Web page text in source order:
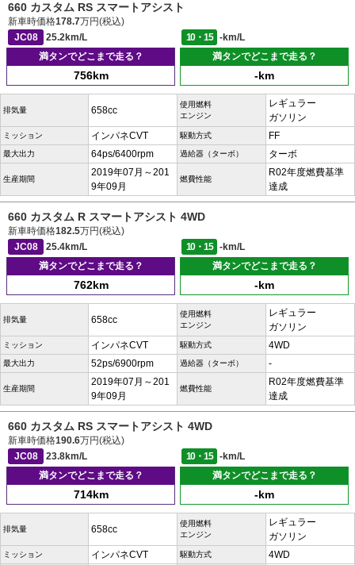
660 カスタム RS スマートアシスト
新車時価格178.7万円(税込)
JC08
25.2km/L 10・15
-km/L
満タンでどこまで走る？
756km
満タンでどこまで走る？
-km
排気量 658cc
使用燃料
エンジン
レギュラー
ガソリン
ミッション インパネCVT 駆動方式 FF
最大出力 64ps/6400rpm 過給器（ターボ） ターボ
生産期間
2019年07月～201
9年09月
燃費性能
R02年度燃費基準
達成
660 カスタム R スマートアシスト 4WD
新車時価格182.5万円(税込)
JC08
25.4km/L 10・15
-km/L
満タンでどこまで走る？
762km
満タンでどこまで走る？
-km
排気量 658cc
使用燃料
エンジン
レギュラー
ガソリン
ミッション インパネCVT 駆動方式 4WD
最大出力 52ps/6900rpm 過給器（ターボ） -
生産期間
2019年07月～201
9年09月
燃費性能
R02年度燃費基準
達成
660 カスタム RS スマートアシスト 4WD
新車時価格190.6万円(税込)
JC08
23.8km/L 10・15
-km/L
満タンでどこまで走る？
714km
満タンでどこまで走る？
-km
排気量 658cc
使用燃料
エンジン
レギュラー
ガソリン
ミッション インパネCVT 駆動方式 4WD